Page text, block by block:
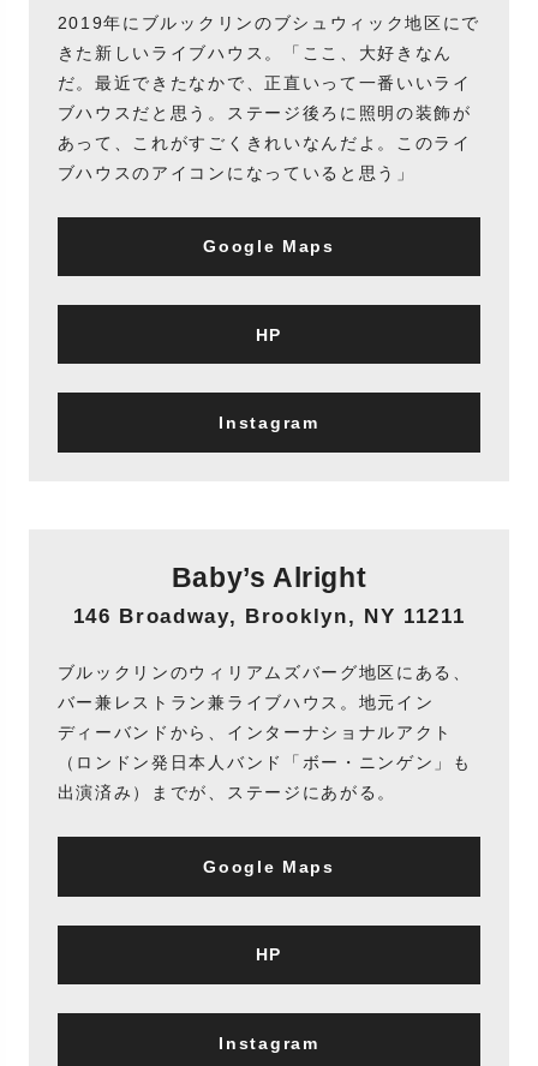
2019年にブルックリンのブシュウィック地区にで
きた新しいライブハウス。「ここ、大好きなん
だ。最近できたなかで、正直いって一番いいライ
ブハウスだと思う。ステージ後ろに照明の装飾が
あって、これがすごくきれいなんだよ。このライ
ブハウスのアイコンになっていると思う」
Google Maps
HP
Instagram
Baby’s Alright
146 Broadway, Brooklyn, NY 11211
ブルックリンのウィリアムズバーグ地区にある、
バー兼レストラン兼ライブハウス。地元イン
ディーバンドから、インターナショナルアクト
（ロンドン発日本人バンド「ボー・ニンゲン」も
出演済み）までが、ステージにあがる。
Google Maps
HP
Instagram